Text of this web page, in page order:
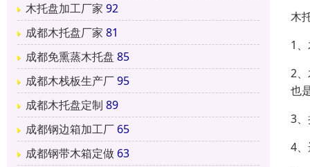
木托盘加工厂家 92
成都木托盘厂家 81
成都免熏蒸木托盘 85
成都木栈板生产厂95
成都木托盘定制 89
成都钢边箱加工厂 65
成都钢带木箱定做 63
木
1
2
也
3
4